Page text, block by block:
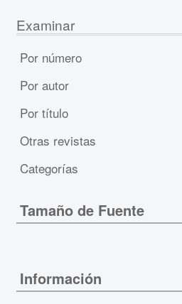
Examinar
Por número
Por autor
Por título
Otras revistas
Categorías
Tamaño de Fuente
Información